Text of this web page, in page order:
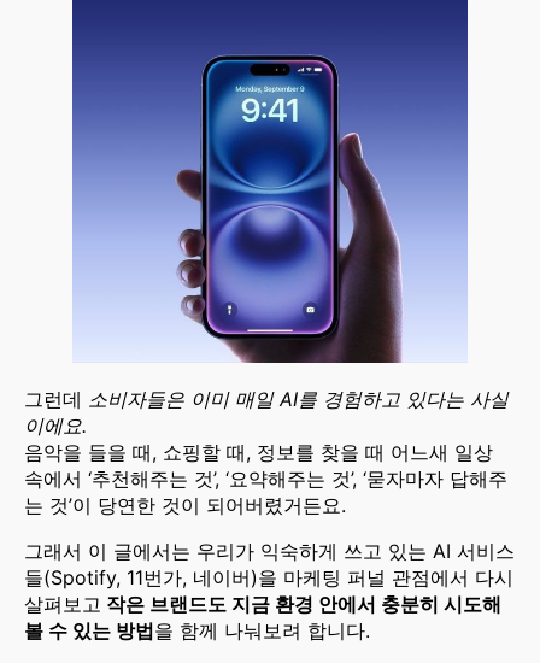
그런데 소비자들은 이미 매일 AI를 경험하고 있다는 사실
이에요.
음악을 들을 때, 쇼핑할 때, 정보를 찾을 때 어느새 일상
속에서 ‘추천해주는 것’, ‘요약해주는 것’, ‘묻자마자 답해주
는 것’이 당연한 것이 되어버렸거든요.
그래서 이 글에서는 우리가 익숙하게 쓰고 있는 AI 서비스
들(Spotify, 11번가, 네이버)을 마케팅 퍼널 관점에서 다시
살펴보고 작은 브랜드도 지금 환경 안에서 충분히 시도해
볼 수 있는 방법을 함께 나눠보려 합니다.